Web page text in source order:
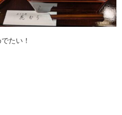
たい！